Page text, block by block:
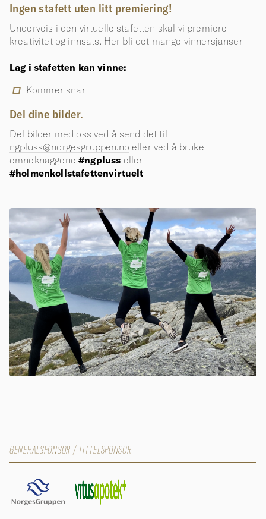
Ingen stafett uten litt premiering!
Underveis i den virtuelle stafetten skal vi premiere
kreativitet og innsats. Her bli det mange vinnersjanser.
Lag i stafetten kan vinne:
Kommer snart
Del dine bilder.
Del bilder med oss ved å send det til
ngpluss@norgesgruppen.no eller ved å bruke
emneknaggene#ngpluss eller
#holmenkollstafettenvirtuelt
GENERALSPONSOR / TITTELSPONSOR